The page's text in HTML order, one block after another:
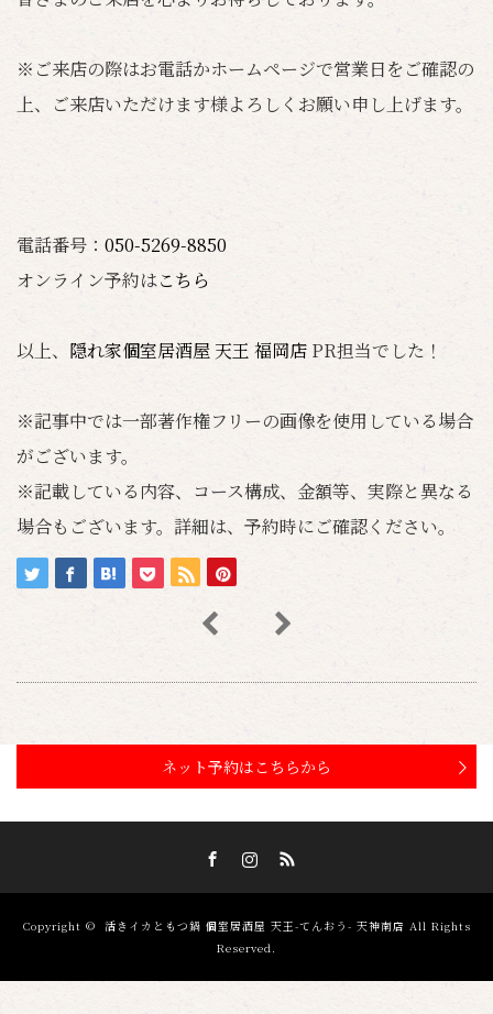
※ご来店の際はお電話かホームページで営業日をご確認の
上、ご来店いただけます様よろしくお願い申し上げます。
電話番号： 050-5269-8850
オンライン予約はこちら
以上、 隠れ家個室居酒屋 天王 福岡店 PR担当でした！
※記事中では一部著作権フリーの画像を使用している場合
がございます。
※記載している内容、コース構成、金額等、実際と異なる
場合もございます。詳細は、予約時にご確認ください。
ネット予約はこちらから
Copyright © 活きイカともつ鍋 個室居酒屋 天王-てんおう- 天神南店 All Rights
Reserved.